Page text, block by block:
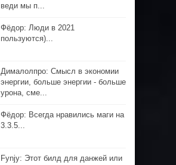
веди мы п...
Фёдор: Люди в 2021
пользуются)...
Дималолпро: Смысл в экономии
энергии, больше энергии - больше
урона, сме...
Фёдор: Всегда нравились маги на
3.3.5...
Fynjy: Этот билд для данжей или